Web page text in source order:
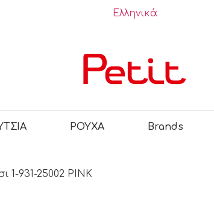
Ελληνικά
ΡΟΥΧΑ Brands
1-931-25002 PINK